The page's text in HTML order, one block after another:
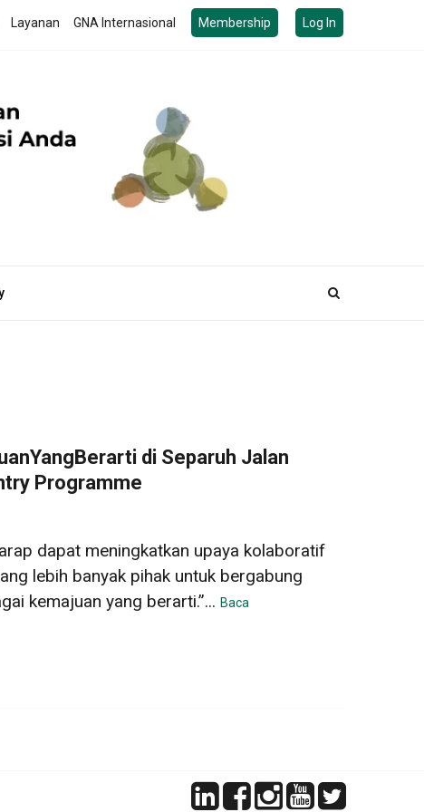
Layanan GNA Internasional Membership Log In
di Separuh Jalan
Programme
dapat meningkatkan upaya kolaboratif
lebih banyak pihak untuk bergabung
kemajuan yang berarti.”... Baca